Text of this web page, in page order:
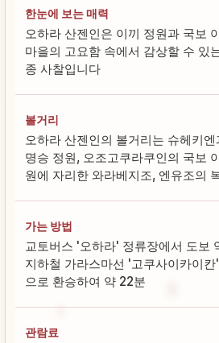
한눈에 보는 매력
오하라 산젠인은 이끼 정원과 국보
마을의 고요함 속에서 감상할 수 있
종 사찰입니다
볼거리
오하라 산젠인의 볼거리는 슈헤키
명승 정원, 오조고쿠라쿠인의 국보
원에 자리한 와라베지조, 엔유조의
가는 방법
교토버스 '오하라' 정류장에서 도보
지하철 가라스마선 '고쿠사이카이
으로 환승하여 약 22분
관람료